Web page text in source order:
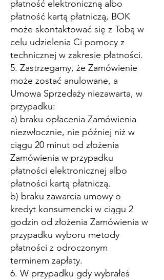
płatność elektroniczną albo
płatność kartą płatniczą, BOK
może skontaktować się z Tobą w
celu udzielenia Ci pomocy z
technicznej w zakresie płatności.
5. Zastrzegamy, że Zamówienie
może zostać anulowane, a
Umowa Sprzedaży niezawarta, w
przypadku:
a) braku opłacenia Zamówienia
niezwłocznie, nie później niż w
ciągu 20 minut od złożenia
Zamówienia w przypadku
płatności elektronicznej albo
płatności kartą płatniczą.
b) braku zawarcia umowy o
kredyt konsumencki w ciągu 2
godzin od złożenia Zamówienia w
przypadku wyboru metody
płatności z odroczonym
terminem zapłaty.
6. W przypadku gdy wybrałeś